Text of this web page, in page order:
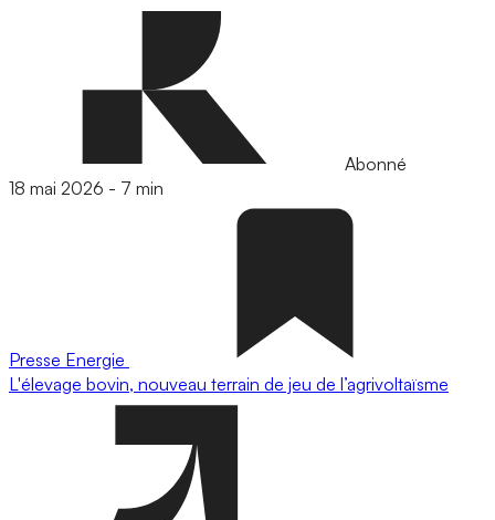
Abonné
18 mai 2026 - 7 min
Presse Energie
L'élevage bovin, nouveau terrain de jeu de l’agrivoltaïsme